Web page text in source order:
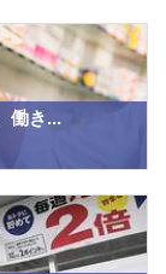
働き...